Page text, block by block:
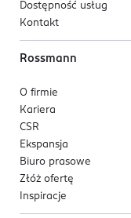
Dostępność usług
Kontakt
Rossmann
O firmie
Kariera
CSR
Ekspansja
Biuro prasowe
Złóż ofertę
Inspiracje